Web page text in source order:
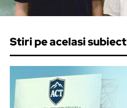
Stiri pe acelasi subiect